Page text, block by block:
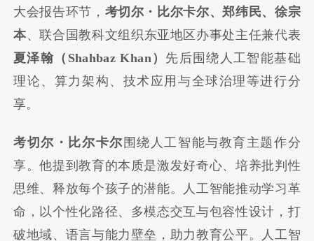
大会报告环节， 考切尔・比尔卡尔、郑纬民、徐宗
本、联合国教科文组织东亚地区办事处主任兼代表
夏泽翰（Shahbaz Khan） 先后围绕人工智能基础
理论、算力架构、技术应用与全球治理等进行分
享。
考切尔・比尔卡尔 围绕人工智能与教育主题作分
享。他提到教育的本质是激发好奇心、培养批判性
思维、释放每个孩子的潜能。人工智能推动学习革
命，以个性化路径、多模态交互与包容性设计，打
破地域、语言与能力壁垒，助力教育公平。人工智